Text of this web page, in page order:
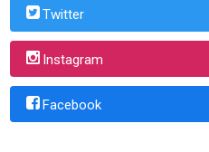
Twitter
Instagram
Facebook